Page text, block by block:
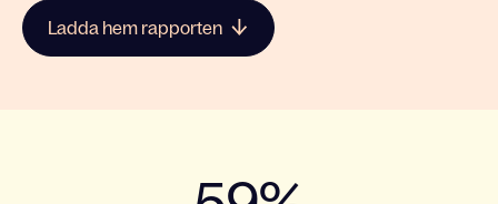
Ladda hem rapporten